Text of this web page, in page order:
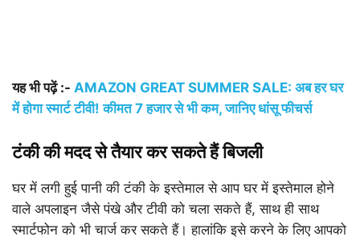
यह भी पढ़ें :- AMAZON GREAT SUMMER SALE: अब हर घर
में होगा स्मार्ट टीवी! कीमत 7 हजार से भी कम, जानिए धांसू फीचर्स
टंकी की मदद से तैयार कर सकते हैं बिजली
घर में लगी हुई पानी की टंकी के इस्तेमाल से आप घर में इस्तेमाल होने
वाले अपलाइन जैसे पंखे और टीवी को चला सकते हैं, साथ ही साथ
स्मार्टफोन को भी चार्ज कर सकते हैं। हालांकि इसे करने के लिए आपको